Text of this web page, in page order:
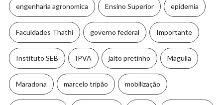
engenharia agronomica Ensino Superior epidemia
Faculdades Thathi governo federal Importante
Instituto SEB IPVA jaito pretinho Maguila
Maradona marcelo tripão mobilização